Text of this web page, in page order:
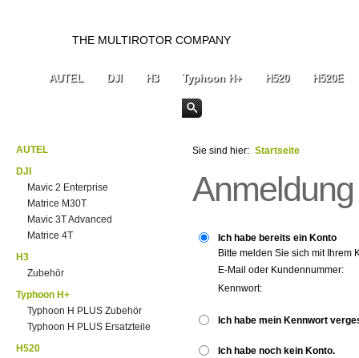
THE MULTIROTOR COMPANY
AUTEL DJI H3 Typhoon H+ H520 H520E
AUTEL
DJI
Mavic 2 Enterprise
Matrice M30T
Mavic 3T Advanced
Matrice 4T
H3
Zubehör
Typhoon H+
Typhoon H PLUS Zubehör
Typhoon H PLUS Ersatzteile
H520
Sie sind hier: Startseite
Anmeldung
Ich habe bereits ein Konto
Bitte melden Sie sich mit Ihrem
E-Mail oder Kundennummer:
Kennwort:
Ich habe mein Kennwort
Ich habe noch kein Konto.